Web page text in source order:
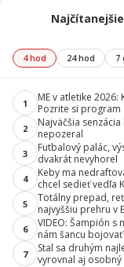
Najčítanejšie
4 hod 24 hod 7
1
ME v atletike
Pozrite si program
2
Najväčšia
nepozeral
3
Futbalový palác,
dvakrát nevyhorel
4
Keby ma
chcel sedieť vedľa
5
Totálny prepad,
najvyššiu prehru v
6
VIDEO: Šampión
nám šancu
7
Stal sa druhým
vyrovnal aj